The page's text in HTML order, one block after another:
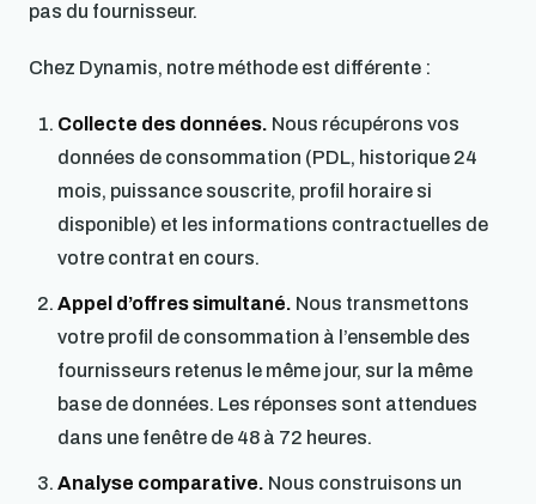
pas du fournisseur.
Chez Dynamis, notre méthode est différente :
Collecte des données. Nous récupérons vos
données de consommation (PDL, historique 24
mois, puissance souscrite, profil horaire si
disponible) et les informations contractuelles de
votre contrat en cours.
Appel d’offres simultané. Nous transmettons
votre profil de consommation à l’ensemble des
fournisseurs retenus le même jour, sur la même
base de données. Les réponses sont attendues
dans une fenêtre de 48 à 72 heures.
Analyse comparative. Nous construisons un